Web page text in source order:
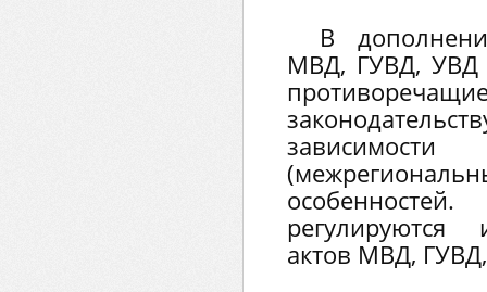
В
МВД, ГУВД, УВД
регулируются
актов МВД,